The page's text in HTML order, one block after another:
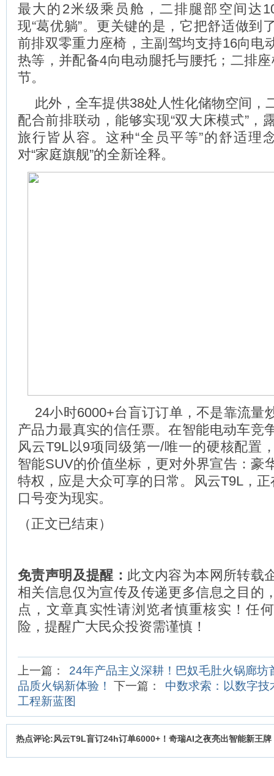
最大的2米级乘员舱，二排腿部空间达
现“葛优躺”。更关键的是，它把舒适做到
前排双零重力座椅，主副驾均支持16向电
热等，并配备4向电动腿托与腰托；二排
节。
此外，全车提供38处人性化储物空间，
配合前排联动，能够实现“双大床模式”，
旅行皆从容。这种“全员平等”的舒适理
对“家庭旗舰”的全新诠释。
24小时6000+台盲订订单，不是靠流量
产品力最真实的信任票。在智能电动车竞
风云T9L以9项同级第一/唯一的硬核配置
智能SUV的价值坐标，更对外界宣告：豪
特权，应是大众可享的日常。风云T9L，正
口号变为现实。
（正文已结束）
免责声明及提醒： 此文内容为本网所转载
相关信息仅为宣传及传递更多信息之目的
点，文章真实性请浏览者慎重核实！任
险，提醒广大民众投资需谨慎！
上一篇：
24年产品主义深耕！巴奴毛肚火锅廊坊
品质火锅新体验！
下一篇：
中数求索：以数字
工程新蓝图
热点评论:风云T9L盲订24h订单6000+！奇瑞AI之夜亮出智能新王牌